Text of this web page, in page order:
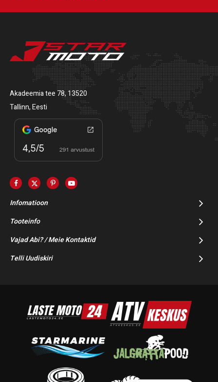
Akadeemia tee 78, 13520
Tallinn, Eesti
Infomatioon
Tooteinfo
Vajad Abi? / Meie Kontaktid
Telli Uudiskiri